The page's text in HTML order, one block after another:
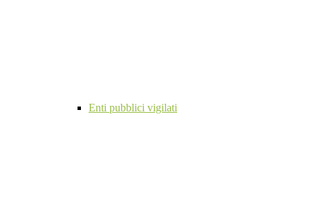
Enti pubblici vigilati